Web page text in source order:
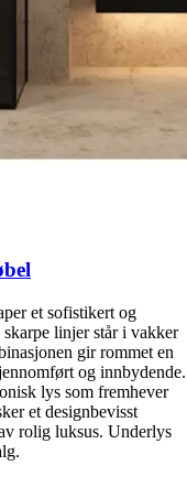
et sofistikert og
linjer står i vakker
gir rommet en
og innbydende.
lys som fremhever
et designbevisst
rolig luksus. Underlys